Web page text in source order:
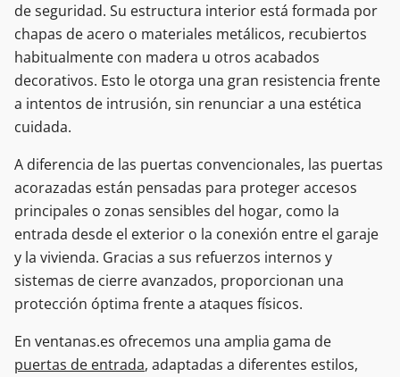
de seguridad. Su estructura interior está formada por
chapas de acero o materiales metálicos, recubiertos
habitualmente con madera u otros acabados
decorativos. Esto le otorga una gran resistencia frente
a intentos de intrusión, sin renunciar a una estética
cuidada.
A diferencia de las puertas convencionales, las puertas
acorazadas están pensadas para proteger accesos
principales o zonas sensibles del hogar, como la
entrada desde el exterior o la conexión entre el garaje
y la vivienda. Gracias a sus refuerzos internos y
sistemas de cierre avanzados, proporcionan una
protección óptima frente a ataques físicos.
En ventanas.es ofrecemos una amplia gama de
puertas de entrada, adaptadas a diferentes estilos,